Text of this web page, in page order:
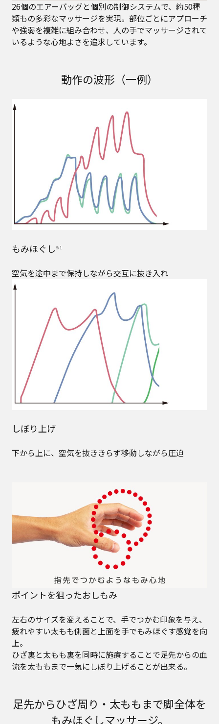
26個のエアーバッグと個別の制御システムで、約50種
類もの多彩なマッサージを実現。部位ごとにアプローチ
や強弱を複雑に組み合わせ、人の手でマッサージされて
いるような心地よさを追求しています。
動作の波形（一例）
もみほぐし ※1
空気を途中まで保持しながら交互に抜き入れ
しぼり上げ
下から上に、空気を抜ききらず移動しながら圧迫
ポイントを狙ったおしもみ
左右のサイズを変えることで、手でつかむ印象を与え、
疲れやすい太もも側面と上面を手でもみほぐす感覚を向
上。
ひざ裏と太もも裏を同時に施療することで足先からの血
流を太ももまで一気にしぼり上げることが出来る。
足先からひざ周り・太ももまで脚全体を
もみほぐしマッサージ。